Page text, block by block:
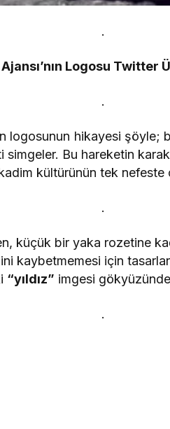
.
Logosu Twitter
.
logosunun hikayesi şöyle;
simgeler. Bu hareketin
kültürünün tek
.
küçük bir yaka rozetine
kaybetmemesi için
“yıldız” imgesi
.